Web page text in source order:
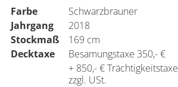
Farbe
Schwarzbrauner
Jahrgang
2018
Stockmaß
169 cm
Decktaxe
Besamungstaxe 350,- €
+ 850,- € Trächtigkeitstaxe
zzgl. USt.